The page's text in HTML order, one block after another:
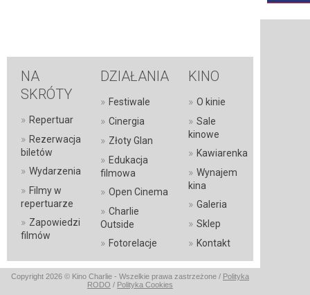
NA
SKRÓTY
» Repertuar
» Rezerwacja
biletów
» Wydarzenia
» Filmy w
repertuarze
» Zapowiedzi
filmów
DZIAŁANIA
» Festiwale
» Cinergia
» Złoty Glan
» Edukacja
filmowa
» Open Cinema
» Charlie
Outside
» Fotorelacje
KINO
» O kinie
» Sale
kinowe
» Kawiarenka
» Wynajem
kina
» Galeria
» Sklep
» Kontakt
Copyright 2026 © Kino Charlie - Wszelkie prawa zastrzeżone / Polityka
RODO / Polityka Cookies